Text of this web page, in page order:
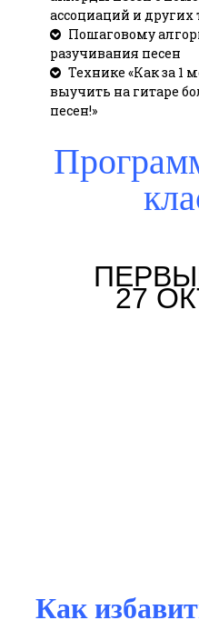
ассоциаций и других
Пошаговому
разучивания песен
Технике «Как за 1
выучить на гитаре
песен!»
27
Как